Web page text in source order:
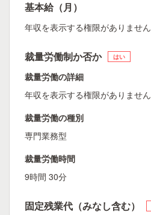
基本給（月）
年収を表示する権限がありません
裁量労働制か否か はい
裁量労働の詳細
年収を表示する権限がありません
裁量労働の種別
専門業務型
裁量労働時間
9時間 30分
固定残業代（みなし含む）